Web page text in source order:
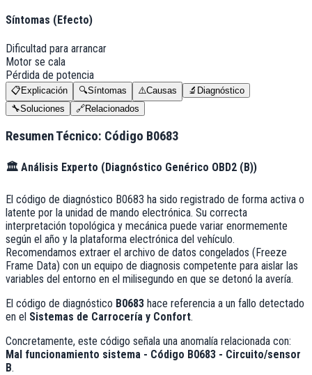
Síntomas (Efecto)
Dificultad para arrancar
Motor se cala
Pérdida de potencia
📋 Explicación 🔍Síntomas ⚠️Causas 🔬 Diagnóstico
🔧Soluciones 🔗Relacionados
Resumen Técnico: Código B0683
🏛️ Análisis Experto (Diagnóstico Genérico OBD2 (B))
El código de diagnóstico B0683 ha sido registrado de forma activa o
latente por la unidad de mando electrónica. Su correcta
interpretación topológica y mecánica puede variar enormemente
según el año y la plataforma electrónica del vehículo.
Recomendamos extraer el archivo de datos congelados (Freeze
Frame Data) con un equipo de diagnosis competente para aislar las
variables del entorno en el milisegundo en que se detonó la avería.
El código de diagnóstico B0683 hace referencia a un fallo detectado
en el Sistemas de Carrocería y Confort.
Concretamente, este código señala una anomalía relacionada con:
Mal funcionamiento sistema - Código B0683 - Circuito/sensor
B.